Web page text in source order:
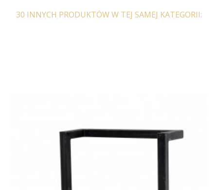
SZAFKA ŚCIENNA ENES
30 INNYCH PRODUKTÓW W TEJ SAMEJ KATEGORII: